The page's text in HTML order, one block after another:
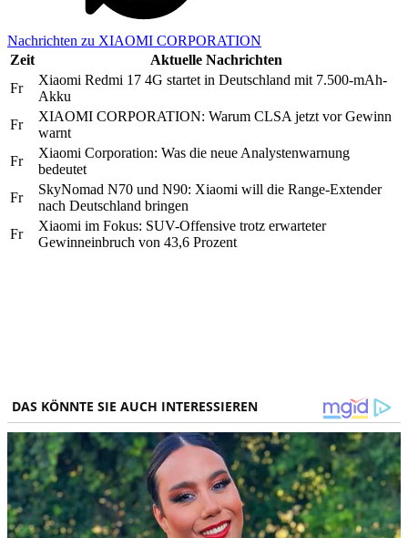
Nachrichten zu XIAOMI CORPORATION
Zeit
Aktuelle Nachrichten
Fr
Xiaomi Redmi 17 4G startet in Deutschland mit 7.500-mAh-
Akku
Fr
XIAOMI CORPORATION: Warum CLSA jetzt vor Gewinn
warnt
Fr
Xiaomi Corporation: Was die neue Analystenwarnung
bedeutet
Fr
SkyNomad N70 und N90: Xiaomi will die Range-Extender
nach Deutschland bringen
Fr
Xiaomi im Fokus: SUV-Offensive trotz erwarteter
Gewinneinbruch von 43,6 Prozent